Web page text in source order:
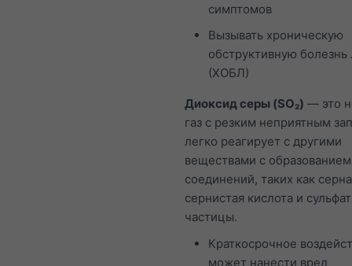
симптомов
Вызывать хроническую
обструктивную болезнь
(ХОБЛ)
Диоксид серы (SO₂) — это
газ с резким неприятным
легко реагирует с другими
веществами с
соединений, таких как
сернистая кислота и
частицы.
Краткосрочное
может нанести вред